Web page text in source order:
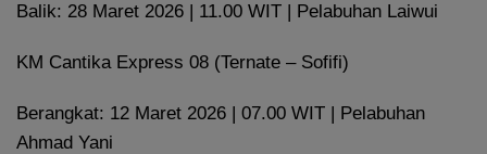
Balik: 28 Maret 2026 | 11.00 WIT | Pelabuhan Laiwui
KM Cantika Express 08 (Ternate – Sofifi)
Berangkat: 12 Maret 2026 | 07.00 WIT | Pelabuhan
Ahmad Yani